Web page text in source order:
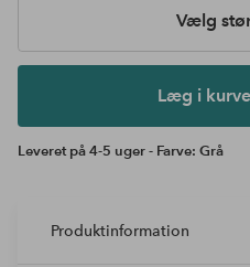
Vælg
Læg i
Leveret på 4-5 uger - Farve: Grå
Produktinformation